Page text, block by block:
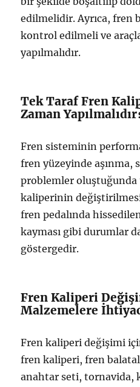
edilmelidir. Ayrıca, fren
kontrol edilmeli ve
yapılmalıdır.
Tek Taraf Fren
Zaman
Fren sisteminin
fren yüzeyinde aşınma,
problemler
kaliperinin
fren pedalında
kayması gibi durumlar
göstergedir.
Fren Kaliperi
Malzemelere
Fren kaliperi değişimi
fren kaliperi, fren
anahtar seti, tornavida,